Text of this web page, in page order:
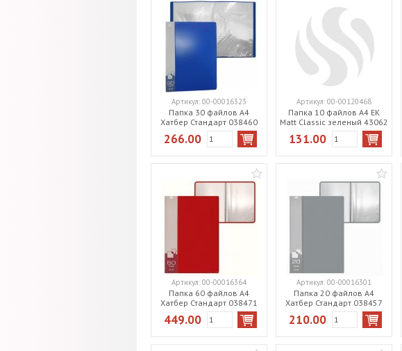
Папка 30 файлов А4
Хатбер Стандарт 038460
син
Артикул: 00-00016323
266.00
Папка 10 файлов А4 EK
Matt Classic зеленый 43062
Артикул: 00-00120468
131.00
Папка 60 файлов А4
Хатбер Стандарт 038471
красная
Артикул: 00-00016364
449.00
Папка 20 файлов А4
Хатбер Стандарт 038457
серая
Артикул: 00-00016301
210.00